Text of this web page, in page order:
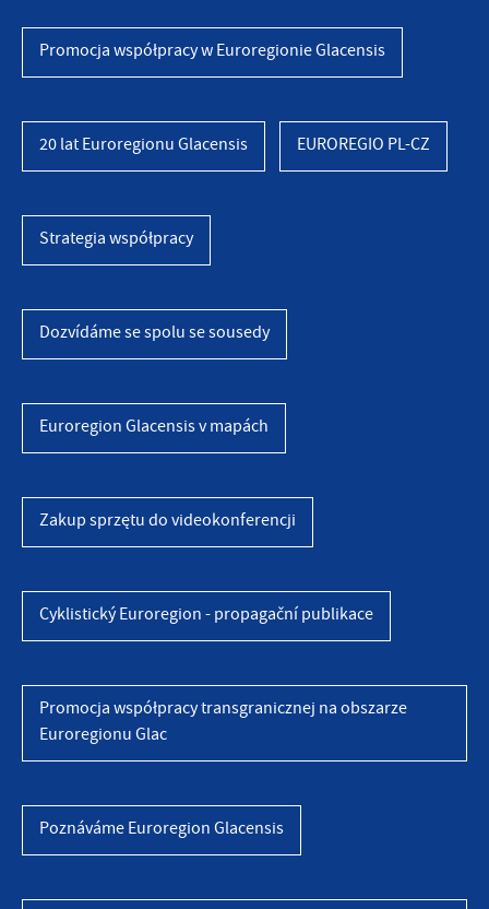
Promocja współpracy w Euroregionie Glacensis
20 lat Euroregionu Glacensis EUROREGIO PL-CZ
Strategia współpracy
Dozvídáme se spolu se sousedy
Euroregion Glacensis v mapách
Zakup sprzętu do videokonferencji
Cyklistický Euroregion - propagační publikace
Promocja współpracy transgranicznej na obszarze
Euroregionu Glac
Poznáváme Euroregion Glacensis